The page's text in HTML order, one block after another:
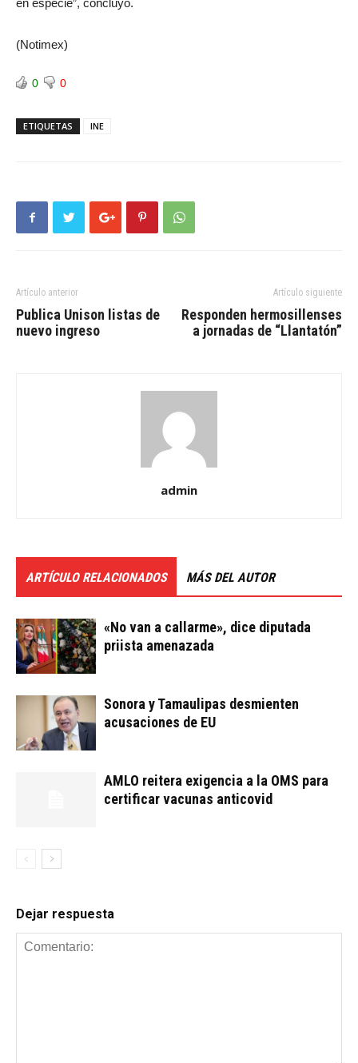
en especie”, concluyó.
(Notimex)
0 0
ETIQUETAS INE
Artículo anterior
Publica Unison listas de
nuevo ingreso
Artículo siguiente
Responden hermosillenses
a jornadas de “Llantatón”
admin
ARTÍCULO RELACIONADOS MÁS DEL AUTOR
«No van a callarme», dice diputada
priista amenazada
Sonora y Tamaulipas desmienten
acusaciones de EU
AMLO reitera exigencia a la OMS para
certificar vacunas anticovid
Dejar respuesta